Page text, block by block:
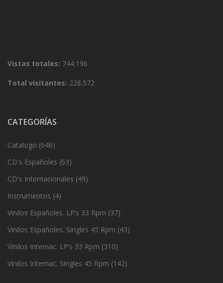
Vistas totales: 744.196
Total visitantes: 228.572
CATEGORÍAS
Catalogo (646)
CD's Españoles (63)
CD's Internacionales (49)
Instrumentos (4)
Vinilos Españoles. LP’s 33 Rpm (37)
Vinilos Españoles. Singles 45 Rpm (43)
Vinilos Internac. LP’s 33 Rpm (310)
Vinilos Internac. Singles 45 Rpm (142)